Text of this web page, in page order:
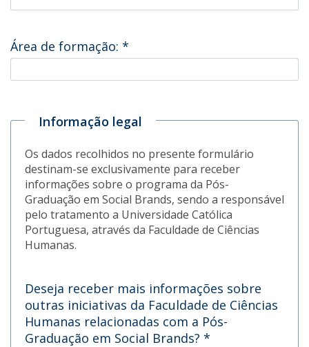
Área de formação: *
Informação legal
Os dados recolhidos no presente formulário
destinam-se exclusivamente para receber
informações sobre o programa da Pós-
Graduação em Social Brands, sendo a responsável
pelo tratamento a Universidade Católica
Portuguesa, através da Faculdade de Ciências
Humanas.
Deseja receber mais informações sobre
outras iniciativas da Faculdade de Ciências
Humanas relacionadas com a Pós-
Graduação em Social Brands? *